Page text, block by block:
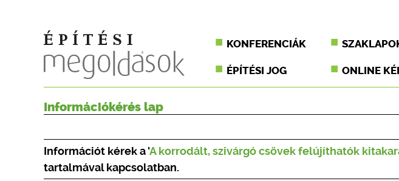
KONFERENCIÁK
ÉPÍTÉSI JOG ONLINE
Információkérés lap
Információt kérek a 'A korrodált, szivárgó csövek felújíthatók
tartalmával kapcsolatban.